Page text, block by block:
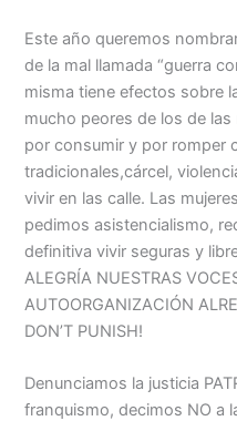
Este año queremos
de la mal llamada “guerra
misma tiene efectos sobre
mucho peores de los de
por consumir y por romper
tradicionales,cárcel,
vivir en las calle. Las
pedimos asistencialismo,
definitiva vivir seguras y
ALEGRÍA NUESTRAS
AUTOORGANIZACIÓN
DON’T PUNISH!
Denunciamos la justicia
franquismo, decimos NO a